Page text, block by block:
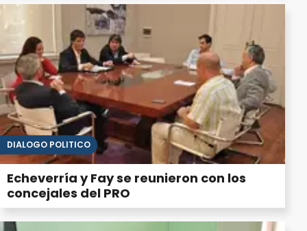
DIÁLOGO POLÍTICO
Echeverría y Fay se reunieron con los
concejales del PRO